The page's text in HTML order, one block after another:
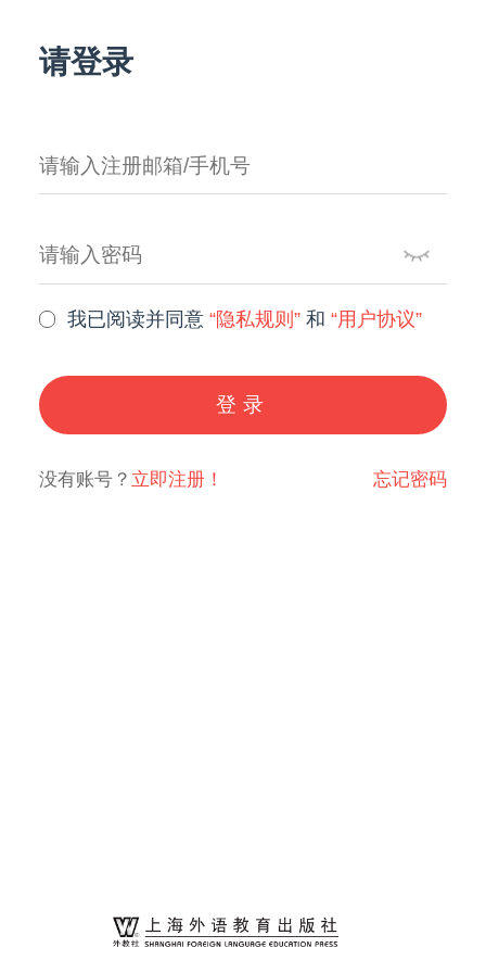
请登录
我已阅读并同意“隐私规则” 和“用户协议”
登录
没有账号？ 立即注册！ 忘记密码